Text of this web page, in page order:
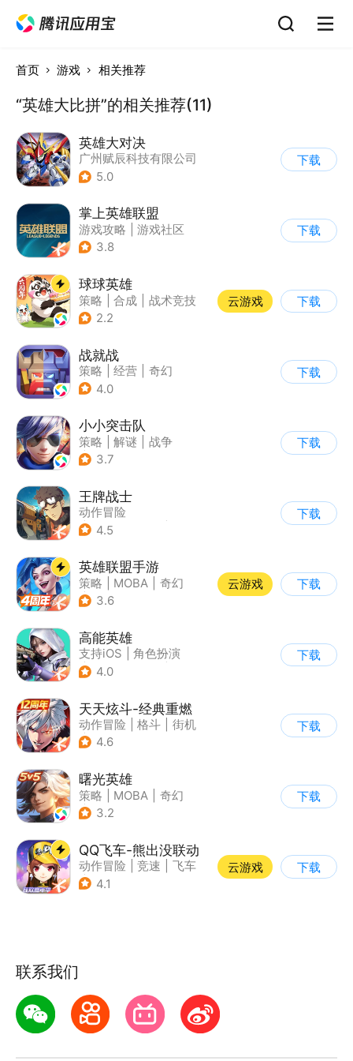
首页 游戏 相关推荐
“英雄大比拼”的相关推荐(11)
英雄大对决
广州赋辰科技有限公司
5.0
下载
掌上英雄联盟
游戏攻略
游戏社区
3.8
下载
球球英雄
策略 合成
战术竞技
| 创酷
2.2
云游戏 下载
战就战
策略 经营
奇幻
| 欧美风
4.0
下载
小小突击队
策略 解谜
战争
| 5v5
3.7
下载
王牌战士
动作冒险
| 第一人称射击
4.5
下载
英雄联盟手游
策略 MOBA
奇幻
| 英雄联盟
3.6
云游戏 下载
高能英雄
支持iOS
角色扮演
| 第三人称射击
4.0
下载
天天炫斗-经典重燃
动作冒险 格斗
街机
| 动漫
4.6
下载
曙光英雄
策略 MOBA
奇幻
| 5v5
3.2
下载
QQ飞车-熊出没联动
动作冒险 竞速
飞车
| 漂移
4.1
云游戏 下载
联系我们